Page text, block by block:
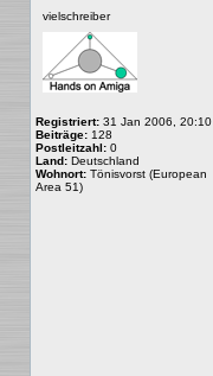
vielschreiber
Registriert: 31 Jan 2006, 20:10
Beiträge: 128
Postleitzahl: 0
Land: Deutschland
Wohnort: Tönisvorst (European
Area 51)